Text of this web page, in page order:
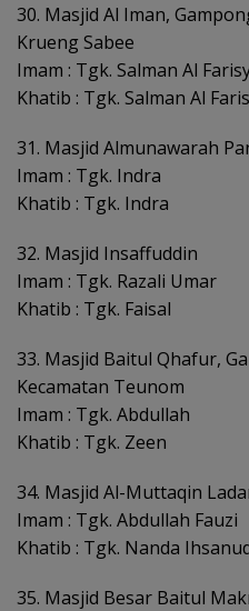
30. Masjid Al Iman,
Krueng Sabee
Imam : Tgk. Salman Al
Khatib : Tgk. Salman Al
31. Masjid Almunawarah
Imam : Tgk. Indra
Khatib : Tgk. Indra
32. Masjid Insaffuddin
Imam : Tgk. Razali Umar
Khatib : Tgk. Faisal
33. Masjid Baitul Qhafur,
Kecamatan Teunom
Imam : Tgk. Abdullah
Khatib : Tgk. Zeen
34. Masjid Al-Muttaqin
Imam : Tgk. Abdullah Fauzi
Khatib : Tgk. Nanda
35. Masjid Besar Baitul